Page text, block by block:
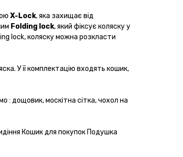
X-Lock, яка захищає від
Folding lock, який фіксує коляску у
lock, коляску можна розкласти
У її комплектацію входять кошик,
: дощовик, москітна сітка, чохол на
Кошик для покупок Подушка